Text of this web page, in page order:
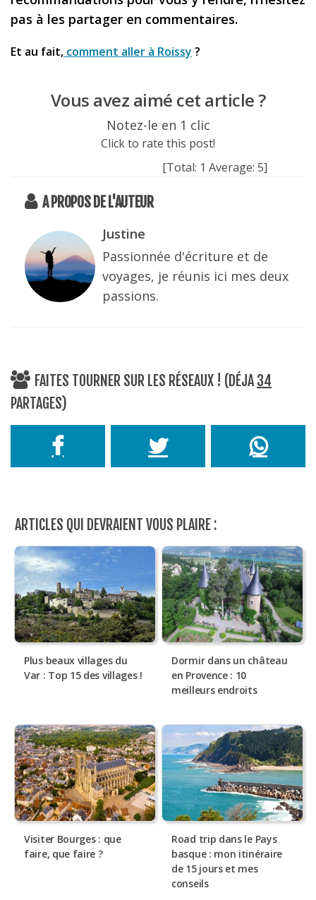
pas à les partager en commentaires.
Et au fait, comment aller à Roissy ?
Vous avez aimé cet article ?
Notez-le en 1 clic
Click to rate this post!
[Total: 1 Average: 5]
A PROPOS DE L'AUTEUR
Justine
Passionnée d'écriture et de
voyages, je réunis ici mes deux
passions.
FAITES TOURNER SUR LES RÉSEAUX ! (DÉJA 34
PARTAGES)
ARTICLES QUI DEVRAIENT VOUS PLAIRE :
Plus beaux villages du
Var : Top 15 des villages !
Dormir dans un château
en Provence : 10
meilleurs endroits
Visiter Bourges : que
faire, que faire ?
Road trip dans le Pays
basque : mon itinéraire
de 15 jours et mes
conseils